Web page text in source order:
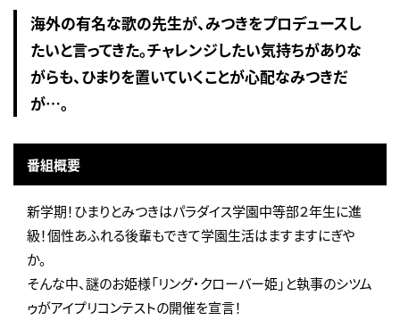
海外の有名な歌の先生が、みつきをプロデュースし
たいと言ってきた。チャレンジしたい気持ちがありな
がらも、ひまりを置いていくことが心配なみつきだ
が…。
番組概要
新学期！ひまりとみつきはパラダイス学園中等部２年生に進
級！個性あふれる後輩もできて学園生活はますますにぎや
か。
そんな中、謎のお姫様「リング・クローバー姫」と執事のシツム
ゥがアイプリコンテストの開催を宣言！